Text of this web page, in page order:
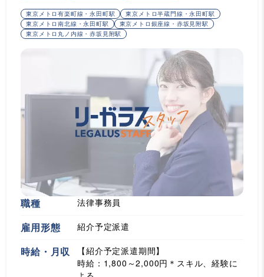
東京メトロ有楽町線・永田町駅
東京メトロ半蔵門線・永田町駅
東京メトロ南北線・永田町駅
東京メトロ銀座線・赤坂見附駅
東京メトロ丸ノ内線・赤坂見附駅
職種 法律事務員
雇用形態 紹介予定派遣
時給・月収
【紹介予定派遣期間】
時給：1,800～2,000円＊スキル、経験に